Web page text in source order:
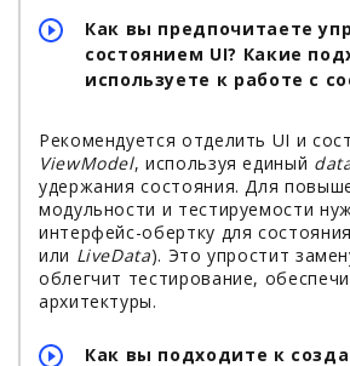
Как вы предпочитаете
состоянием UI? Какие
используете к работе с
Рекомендуется отделить UI и
ViewModel, используя единый
удержания состояния. Для
модульности и тестируемости
интерфейс-обертку для
или LiveData). Это упростит
облегчит тестирование,
архитектуры.
Как вы подходите к